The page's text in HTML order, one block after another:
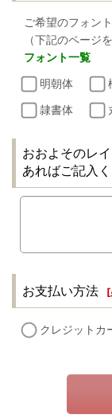
ご希望のフォン
（下記のページ
フォント一覧
明朝体
隷書体
おおよそのレ
あればご記入
お支払い方法 [
クレジットカ